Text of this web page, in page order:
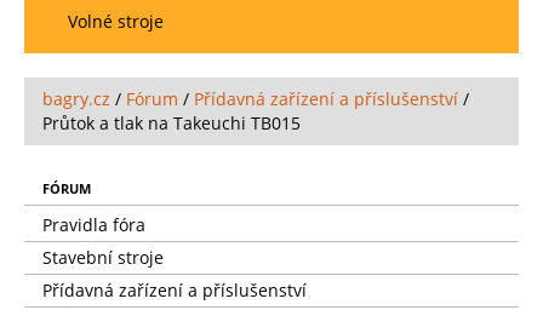
Volné stroje
bagry.cz / Fórum / Přídavná zařízení a příslušenství /
Průtok a tlak na Takeuchi TB015
FÓRUM
Pravidla fóra
Stavební stroje
Přídavná zařízení a příslušenství